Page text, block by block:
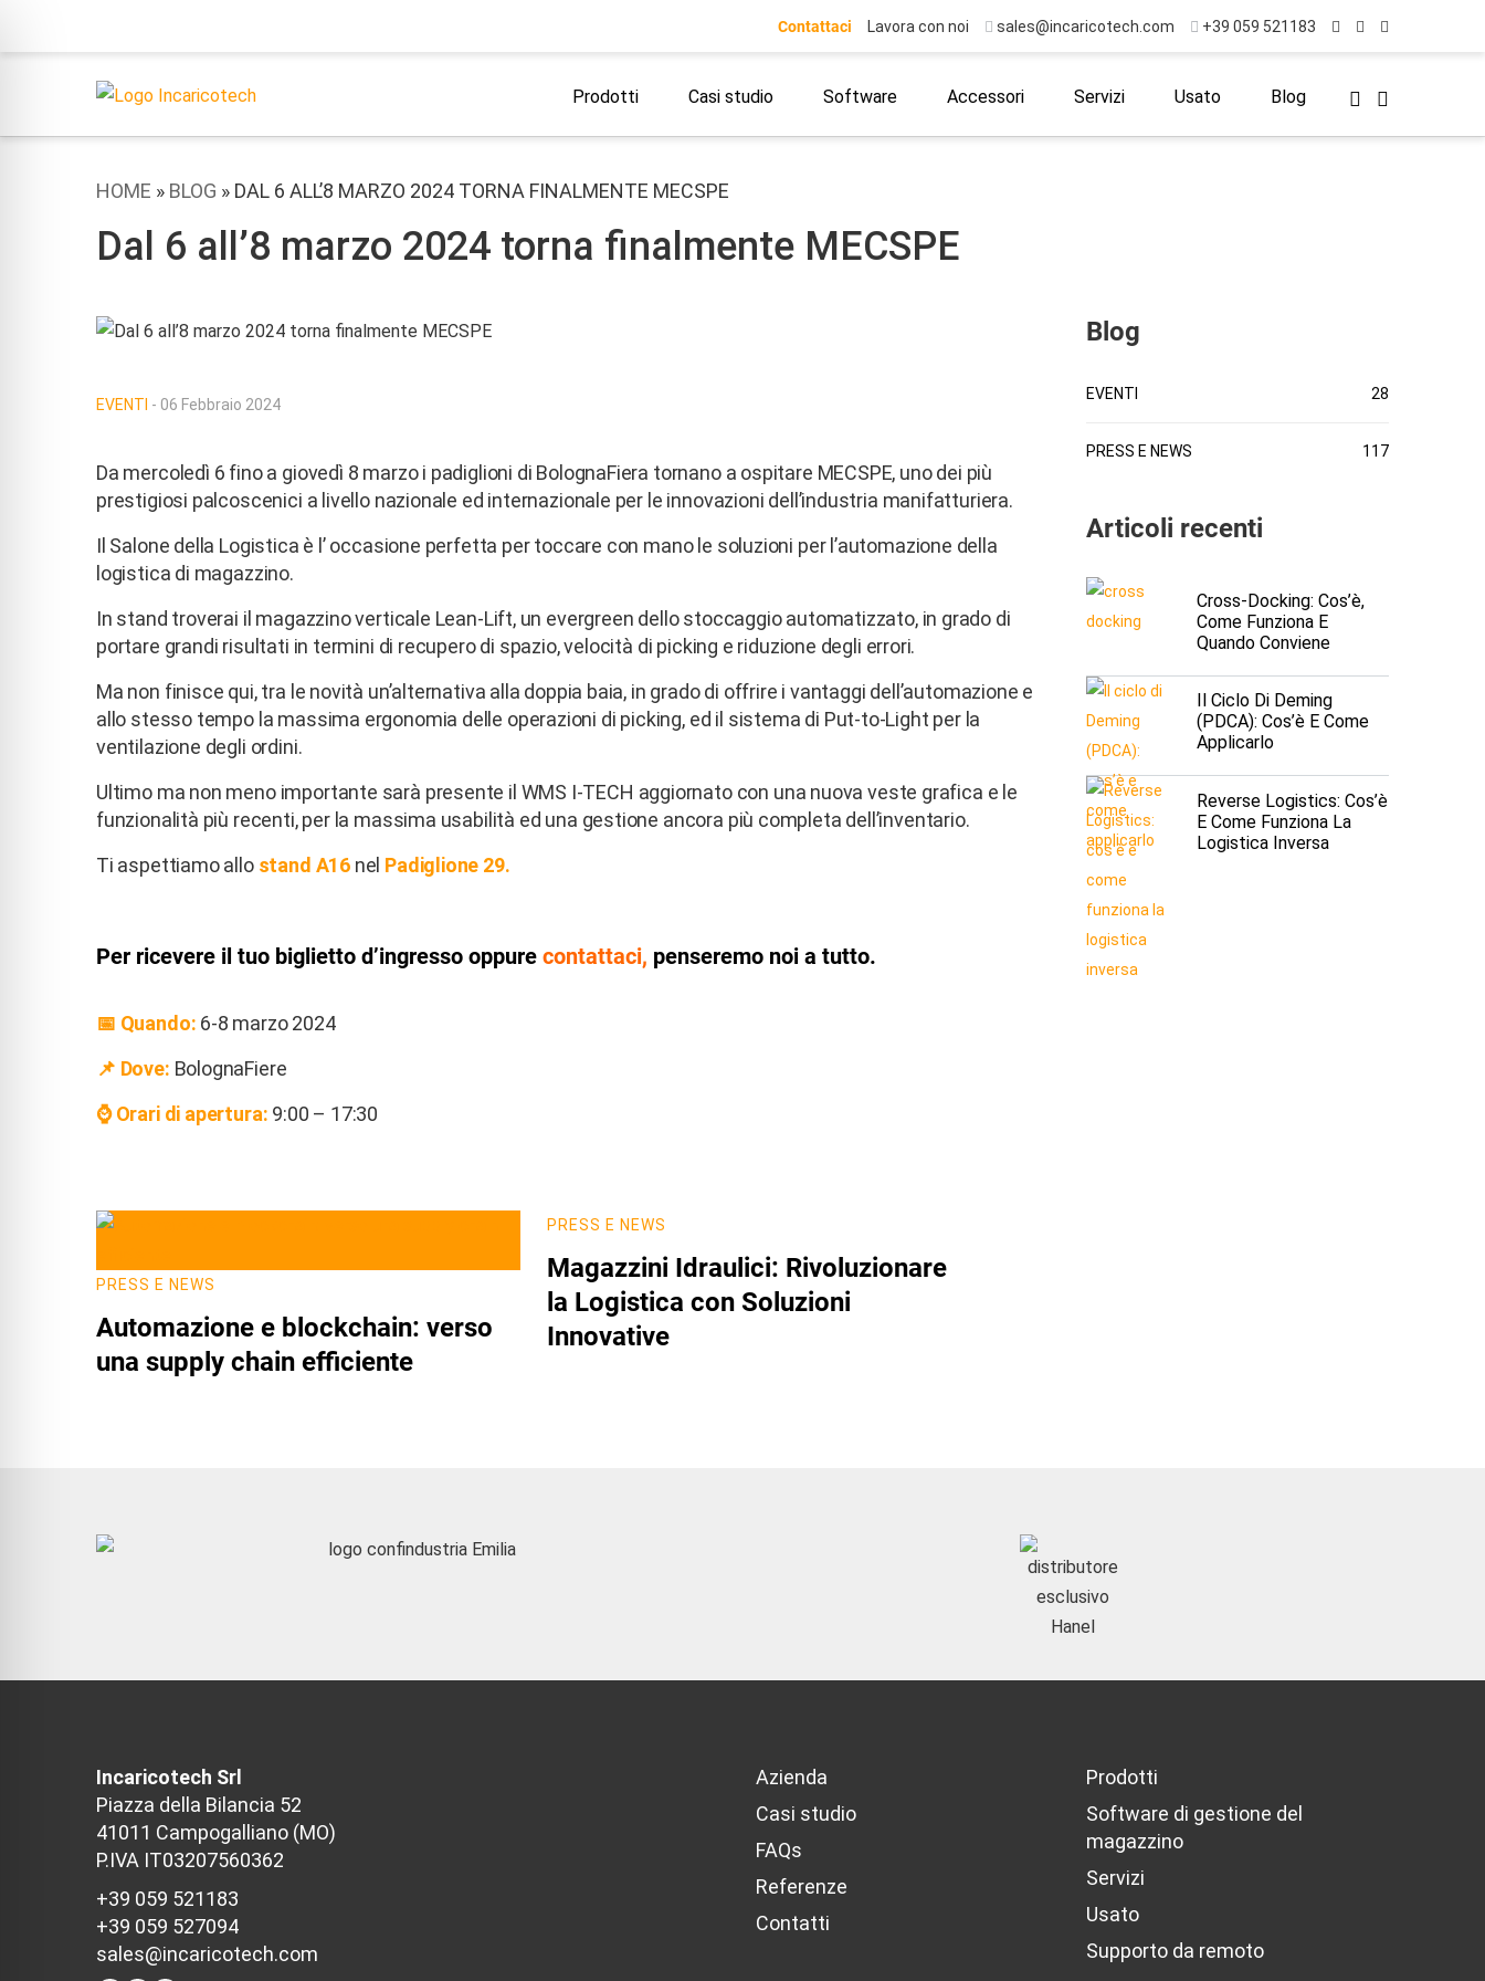
Contattaci Lavora con noi sales@incaricotech.com +39 059 521183
Prodotti Casi studio Software Accessori Servizi Usato Blog
HOME » BLOG » DAL 6 ALL’8 MARZO 2024 TORNA FINALMENTE MECSPE
Dal 6 all’8 marzo 2024 torna finalmente MECSPE
EVENTI - 06 Febbraio 2024
Da mercoledì 6 fino a giovedì 8 marzo i padiglioni di BolognaFiera tornano a ospitare MECSPE, uno dei più
prestigiosi palcoscenici a livello nazionale ed internazionale per le innovazioni dell’industria manifatturiera.
Il Salone della Logistica è l’ occasione perfetta per toccare con mano le soluzioni per l’automazione della
logistica di magazzino.
In stand troverai il magazzino verticale Lean-Lift, un evergreen dello stoccaggio automatizzato, in grado di
portare grandi risultati in termini di recupero di spazio, velocità di picking e riduzione degli errori.
Ma non finisce qui, tra le novità un’alternativa alla doppia baia, in grado di offrire i vantaggi dell’automazione e
allo stesso tempo la massima ergonomia delle operazioni di picking, ed il sistema di Put-to-Light per la
ventilazione degli ordini.
Ultimo ma non meno importante sarà presente il WMS I-TECH aggiornato con una nuova veste grafica e le
funzionalità più recenti, per la massima usabilità ed una gestione ancora più completa dell’inventario.
Ti aspettiamo allo stand A16nel Padiglione 29.
Per ricevere il tuo biglietto d’ingresso oppure contattaci, penseremo noi a tutto.
📅 Quando: 6-8 marzo 2024
📌 Dove: BolognaFiere
⌚️ Orari di apertura: 9:00 – 17:30
PRESS E NEWS
Automazione e blockchain: verso
una supply chain efficiente
PRESS E NEWS
Magazzini Idraulici: Rivoluzionare
la Logistica con Soluzioni
Innovative
Blog
EVENTI 28
PRESS E NEWS 117
Articoli recenti
Cross-Docking: Cos’è,
Come Funziona E
Quando Conviene
Il Ciclo Di Deming
(PDCA): Cos’è E Come
Applicarlo
Reverse Logistics: Cos’è
E Come Funziona La
Logistica Inversa
Incaricotech Srl
Piazza della Bilancia 52
41011 Campogalliano (MO)
P.IVA IT03207560362
+39 059 521183
+39 059 527094
sales@incaricotech.com
Azienda
Casi studio
FAQs
Referenze
Contatti
Prodotti
Software di gestione del
magazzino
Servizi
Usato
Supporto da remoto